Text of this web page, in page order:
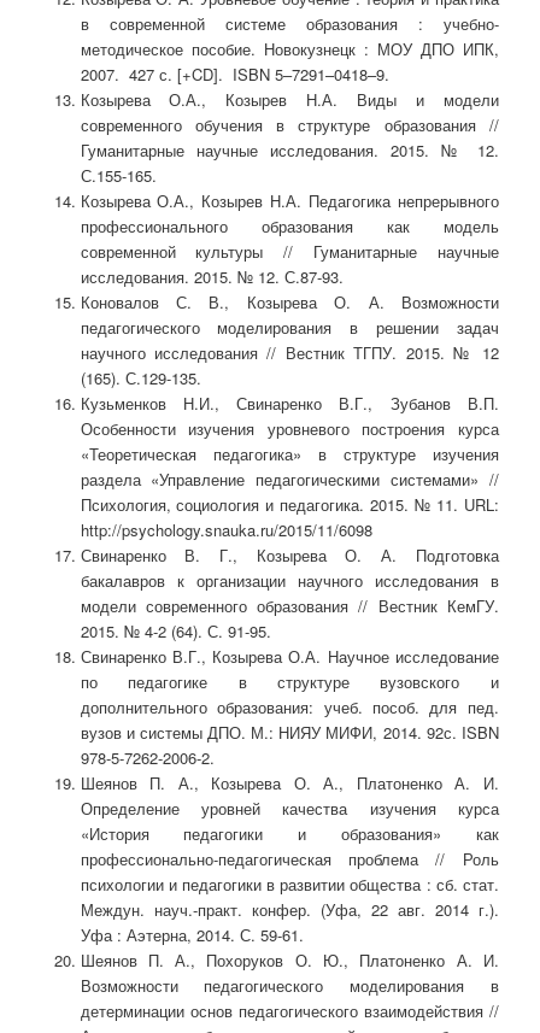
в современной системе образования : учебно-
методическое пособие. Новокузнецк : МОУ ДПО ИПК,
2007. 427 с. [+CD]. ISBN 5–7291–0418–9.
Козырева О.А., Козырев Н.А. Виды и модели
современного обучения в структуре образования //
Гуманитарные научные исследования. 2015. № 12.
С.155-165.
Козырева О.А., Козырев Н.А. Педагогика непрерывного
профессионального образования как модель
современной культуры // Гуманитарные научные
исследования. 2015. № 12. С.87-93.
Коновалов С. В., Козырева О. А. Возможности
педагогического моделирования в решении задач
научного исследования // Вестник ТГПУ. 2015. № 12
(165). С.129-135.
Кузьменков Н.И., Свинаренко В.Г., Зубанов В.П.
Особенности изучения уровневого построения курса
«Теоретическая педагогика» в структуре изучения
раздела «Управление педагогическими системами» //
Психология, социология и педагогика. 2015. № 11. URL:
http://psychology.snauka.ru/2015/11/6098
Свинаренко В. Г., Козырева О. А. Подготовка
бакалавров к организации научного исследования в
модели современного образования // Вестник КемГУ.
2015. № 4-2 (64). С. 91-95.
Свинаренко В.Г., Козырева О.А. Научное исследование
по педагогике в структуре вузовского и
дополнительного образования: учеб. пособ. для пед.
вузов и системы ДПО. М.: НИЯУ МИФИ, 2014. 92с. ISBN
978-5-7262-2006-2.
Шеянов П. А., Козырева О. А., Платоненко А. И.
Определение уровней качества изучения курса
«История педагогики и образования» как
профессионально-педагогическая проблема // Роль
психологии и педагогики в развитии общества : сб. стат.
Междун. науч.-практ. конфер. (Уфа, 22 авг. 2014 г.).
Уфа : Аэтерна, 2014. С. 59-61.
Шеянов П. А., Похоруков О. Ю., Платоненко А. И.
Возможности педагогического моделирования в
детерминации основ педагогического взаимодействия //